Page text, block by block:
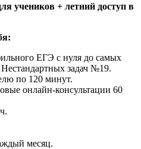
учеников + летний доступ в
ЕГЭ с нуля до самых
задач №19.
по 120 минут.
онлайн-консультации 60
месяц.